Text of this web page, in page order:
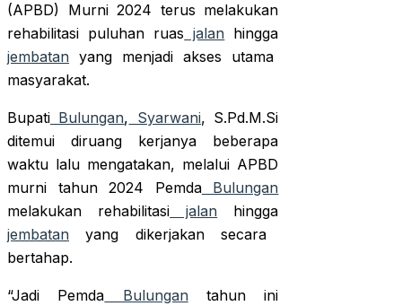
(APBD) Murni 2024 terus melakukan
rehabilitasi puluhan ruas jalan hingga
jembatan yang menjadi akses utama
masyarakat.
Bupati Bulungan, Syarwani, S.Pd.M.Si
ditemui diruang kerjanya beberapa
waktu lalu mengatakan, melalui APBD
murni tahun 2024 PemdaBulungan
melakukan rehabilitasi jalan hingga
jembatan yang dikerjakan secara
bertahap.
“Jadi Pemda Bulungantahun ini